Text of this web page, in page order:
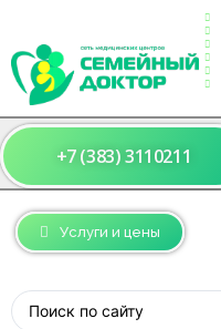
+7 (383) 3110211
Услуги и цены